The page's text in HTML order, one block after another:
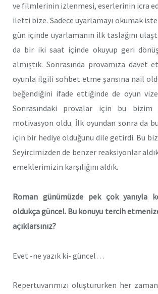
ve filmlerinin izlenmesi, eserlerinin icra
iletti bize. Sadece uyarlamayı okumak
gün içinde uyarlamanın ilk taslağını
da bir iki saat içinde okuyup geri
almıştık. Sonrasında provamıza davet
oyunla ilgili sohbet etme şansına nail
beğendiğini ifade ettiğinde de oyun
Sonrasındaki provalar için bu
motivasyon oldu. İlk oyundan sonra da
için bir hediye olduğunu dile getirdi. Bu
Seyircimizden de benzer reaksiyonlar
emeklerimizin karşılığını aldık.
Roman günümüzde pek çok yanıyla
oldukça güncel. Bu konuyu tercih
açıklarsınız?
Evet -ne yazık ki- güncel…
Repertuvarımızı oluştururken her